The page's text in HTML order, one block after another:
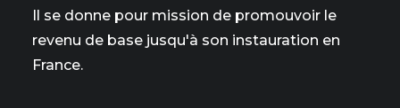
Il se donne pour mission de promouvoir le
revenu de base jusqu'à son instauration en
France.